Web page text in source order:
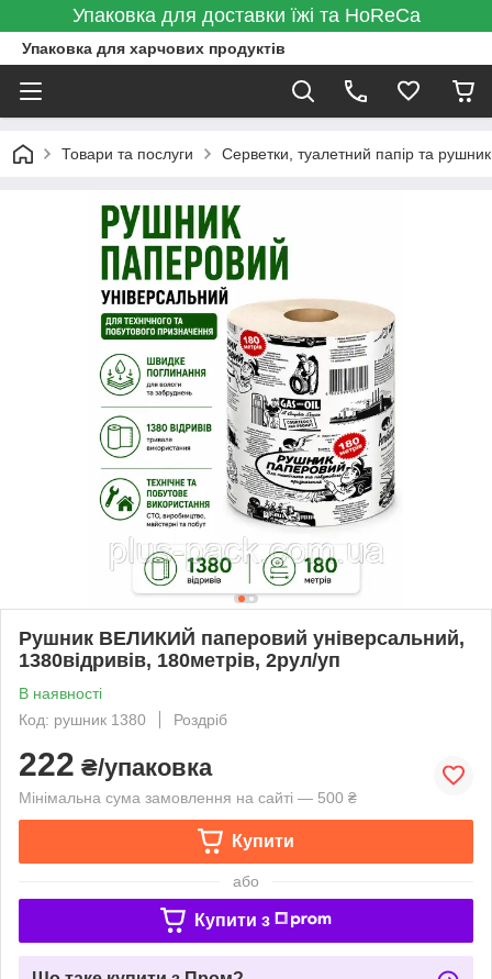
Упаковка для доставки їжі та HoReCa
Упаковка для харчових продуктів
Товари та послуги Серветки, туалетний папір та
Рушник ВЕЛИКИЙ паперовий універсальний,
1380відривів, 180метрів, 2рул/уп
В наявності
Код: рушник 1380
Роздріб
222 ₴/упаковка
Мінімальна сума замовлення на сайті — 500 ₴
Купити
або
Купити з